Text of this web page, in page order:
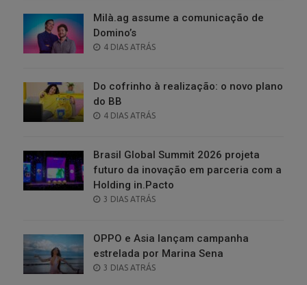
Milà.ag assume a comunicação de
Domino’s
POSTED
4 DIAS ATRÁS
Do cofrinho à realização: o novo plano
do BB
POSTED
4 DIAS ATRÁS
Brasil Global Summit 2026 projeta
futuro da inovação em parceria com a
Holding in.Pacto
POSTED
3 DIAS ATRÁS
OPPO e Asia lançam campanha
estrelada por Marina Sena
POSTED
3 DIAS ATRÁS